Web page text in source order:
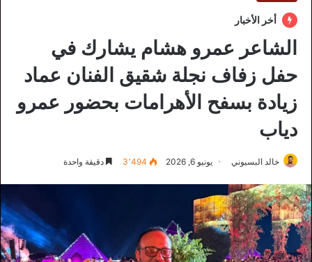
أخر الأخبار
الشاعر عمرو هشام يشارك في
حفل زفاف نجلة شقيق الفنان عماد
زيادة بسفح الأهرامات بحضور عمرو
دياب
خالد البسيوني يونيو 6, 2026 3٬494 دقيقة واحدة